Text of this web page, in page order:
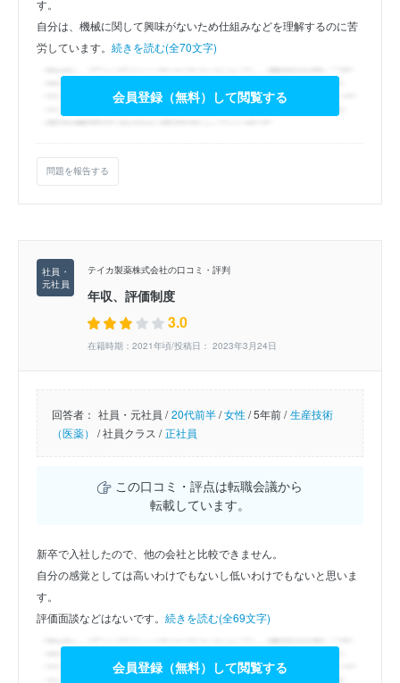
す。
自分は、機械に関して興味がないため仕組みなどを理解するのに苦
労しています。 続きを読む(全70文字)
会員登録（無料）して閲覧する
問題を報告する
テイカ製薬株式会社の口コミ・評判
年収、評価制度
3.0
在籍時期：2021年頃/投稿日： 2023年3月24日
回答者： 社員・元社員 / 20代前半/女性/5年前 / 生産技術
（医薬） /社員クラス / 正社員
この口コミ・評点は転職会議から
転載しています。
新卒で入社したので、他の会社と比較できません。
自分の感覚としては高いわけでもないし低いわけでもないと思いま
す。
評価面談などはないです。 続きを読む(全69文字)
会員登録（無料）して閲覧する